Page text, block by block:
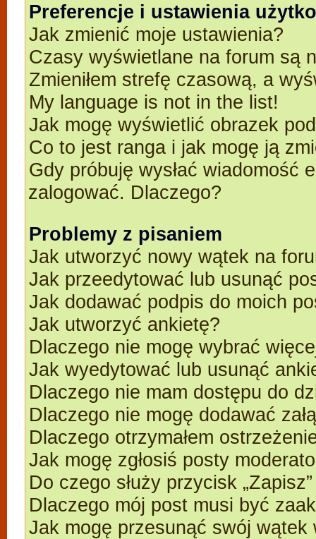
Preferencje i ustawienia
Jak zmienić moje ustawienia?
Czasy wyświetlane na forum są
Zmieniłem strefę czasową, a
My language is not in the list!
Jak mogę wyświetlić obrazek
Co to jest ranga i jak mogę ją
Gdy próbuję wysłać wiadomość
zalogować. Dlaczego?
Problemy z pisaniem
Jak utworzyć nowy wątek na
Jak przeedytować lub usunąć
Jak dodawać podpis do moich
Jak utworzyć ankietę?
Dlaczego nie mogę wybrać
Jak wyedytować lub usunąć
Dlaczego nie mam dostępu do
Dlaczego nie mogę dodawać
Dlaczego otrzymałem
Jak mogę zgłosiś posty
Do czego służy przycisk
Dlaczego mój post musi być
Jak mogę przesunąć swój wątek